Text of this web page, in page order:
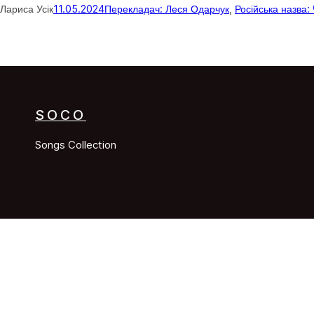
Лариса Усік11.05.2024Перекладач: Леся Одарчук Російська
SOCO
Songs Collection